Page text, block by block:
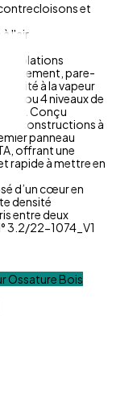
et
l'air
isolations
pare-
à la vapeur
ou 4 niveaux de
Conçu
constructions à
panneau
offrant une
rapide à mettre en
d’un cœur en
densité
entre deux
3.2/22-1074_V1
Ossature Bois